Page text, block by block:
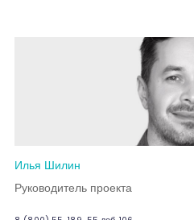
Илья Шилин
Руководитель проекта